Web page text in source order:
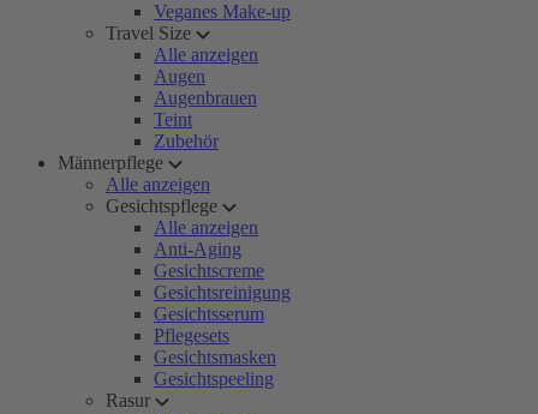
Veganes Make-up
Travel Size
Alle anzeigen
Augen
Augenbrauen
Teint
Zubehör
Männerpflege
Alle anzeigen
Gesichtspflege
Alle anzeigen
Anti-Aging
Gesichtscreme
Gesichtsreinigung
Gesichtsserum
Pflegesets
Gesichtsmasken
Gesichtspeeling
Rasur